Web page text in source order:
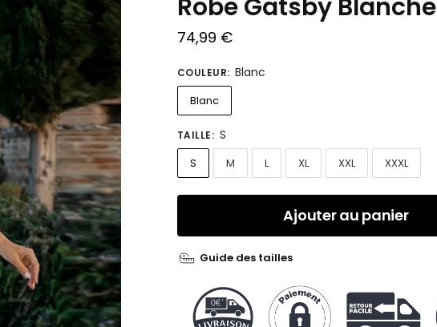
Robe Gatsby Blanche
74,99 €
COULEUR: Blanc
Blanc
TAILLE: S
S M L XL XXL XXXL
Ajouter au panier
Guide des tailles